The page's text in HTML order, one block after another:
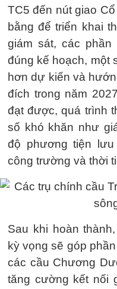
TC5 đến nút giao
bằng để triển khai
giám sát, các
đúng kế hoạch, một
hơn dự kiến và
đích trong năm
đạt được, quá trình
số khó khăn như
độ phương tiện
công trường và thời
Sau khi hoàn
kỳ vọng sẽ góp
các cầu Chương
tăng cường kết nối